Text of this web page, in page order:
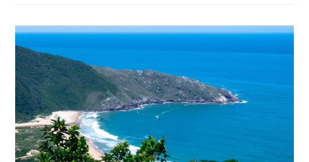
Villagio
Resort
Clique
E
Confira!